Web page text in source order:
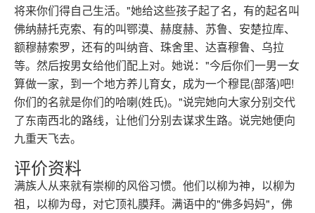
将来你们得自己生活。"她给这些孩子起了名，有的起名叫
佛纳赫托克索、有的叫鄂漠、赫度赫、苏鲁、安楚拉库、
额穆赫索罗，还有的叫纳音、珠舍里、达喜穆鲁、乌拉
等。然后按男女给他们配上对。她说："今后你们一男一女
算做一家，到一个地方养儿育女，成为一个穆昆(部落)吧!
你们的名就是你们的哈喇(姓氏)。"说完她向大家分别交代
了东南西北的路线，让他们分别去谋求生路。说完她便向
九重天飞去。
评价资料
满族人从来就有崇柳的风俗习惯。他们以柳为神，以柳为
祖，以柳为母，对它顶礼膜拜。满语中的"佛多妈妈"，佛